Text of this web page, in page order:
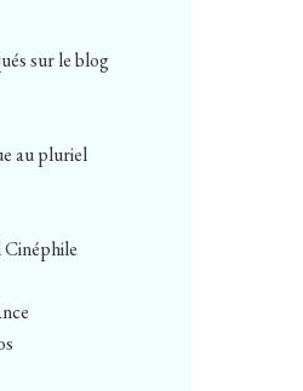
sur le blog
au pluriel